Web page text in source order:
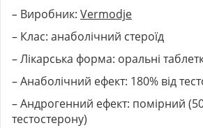
– Виробник: Vermodje
– Клас: анаболічний стероїд
– Лікарська форма: оральні
– Анаболічний ефект: 180% від
– Андрогенний ефект: помірний
тестостерону)